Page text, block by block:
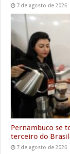
7 de agosto de 2026
Pernambuco se
terceiro do
7 de agosto de 2026